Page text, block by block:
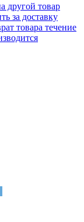
другой товар
за доставку
товара течение